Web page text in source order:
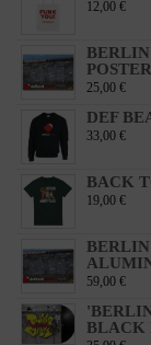
12,00 €
25,00 €
DEF
33,00 €
BACK
19,00 €
59,00 €
BLACK